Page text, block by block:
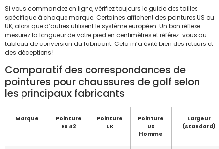
Si vous commandez en ligne, vérifiez toujours le guide des tailles
spécifique à chaque marque. Certaines affichent des pointures US ou
UK, alors que d’autres utilisent le système européen. Un bon réflexe :
mesurez la longueur de votre pied en centimètres et référez-vous au
tableau de conversion du fabricant. Cela m’a évité bien des retours et
des déceptions !
Comparatif des correspondances de
pointures pour chaussures de golf selon
les principaux fabricants
Marque
Pointure
EU 42
Pointure
UK
Pointure
US
Homme
Largeur
(standard)